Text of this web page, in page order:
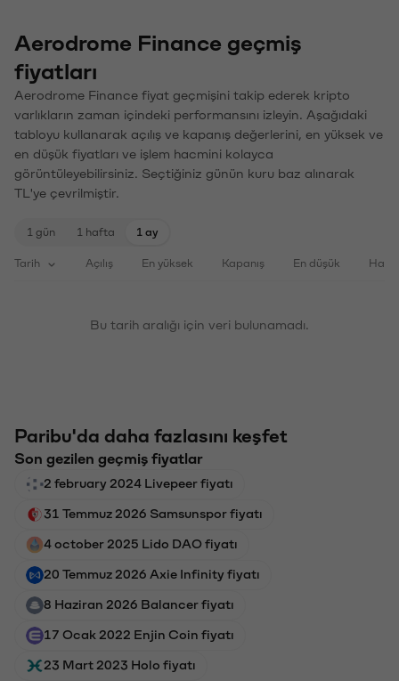
Aerodrome Finance geçmiş
fiyatları
Aerodrome Finance fiyat geçmişini takip ederek kripto
varlıkların zaman içindeki performansını izleyin. Aşağıdaki
tabloyu kullanarak açılış ve kapanış değerlerini, en yüksek ve
en düşük fiyatları ve işlem hacmini kolayca
görüntüleyebilirsiniz. Seçtiğiniz günün kuru baz alınarak
TL'ye çevrilmiştir.
1 gün 1 hafta 1 ay
Tarih Açılış En yüksek Kapanış En düşük
Bu tarih aralığı için veri bulunamadı.
Paribu'da daha fazlasını keşfet
Son gezilen geçmiş fiyatlar
2 february 2024 Livepeer fiyatı
31 Temmuz 2026 Samsunspor fiyatı
4 october 2025 Lido DAO fiyatı
20 Temmuz 2026 Axie Infinity fiyatı
8 Haziran 2026 Balancer fiyatı
17 Ocak 2022 Enjin Coin fiyatı
23 Mart 2023 Holo fiyatı